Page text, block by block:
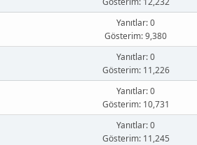
Yanıtlar: 0
Gösterim: 9,380
Yanıtlar: 0
Gösterim: 11,226
Yanıtlar: 0
Gösterim: 10,731
Yanıtlar: 0
Gösterim: 11,245